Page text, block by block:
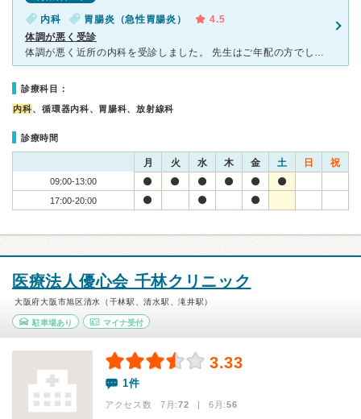
内科 胃腸炎（急性胃腸炎）
4.5
体調が悪く受診
体調が悪く近所の内科を受診しました。 先生はご年配の方でしたが 丁寧に内診して頂きました。 予約せずに行きましたが 平日の午前中ということもあり 待ち時間は10分程でした。 会社に提出書類
診療科目：
内科、循環器内科、胃腸科、放射線科
診療時間
月 火 水 木 金 土 日 祝
09:00-13:00
17:00-20:00
医療法人優心会 千林クリニック
大阪府大阪市旭区清水（千林駅、清水駅、滝井駅）
駐車場あり マイナ受付
3.33
1件
アクセス数 7月:72 | 6月:56